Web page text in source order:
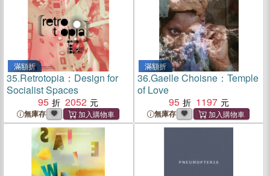
滿額折
35.Retrotopia：Design for
Socialist Spaces
95
2052
無庫存
滿額折
36.Gaelle Choisne：Temple
of Love
95
1197
無庫存